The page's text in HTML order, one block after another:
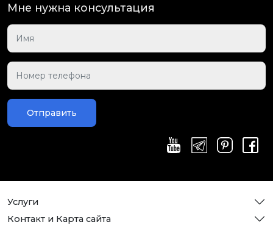
Мне нужна консультация
Отправить
Услуги
Контакт и Карта сайта